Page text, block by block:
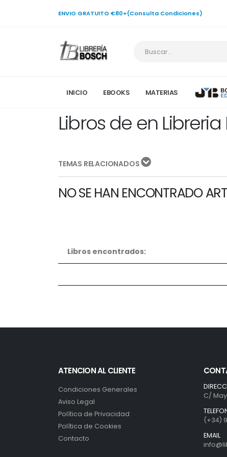
ENVIO GRATUITO €80+(Consulta Condiciones)
INICIO EBOOKS MATERIAS
Libros de en
TEMAS RELACIONADOS
NO SE HAN ENCONTRADO
Libros encontrados:
ATENCION AL CLIENTE
Condiciones Generales
Aviso Legal
Política de Privacidad
Política de Cookies
Contacto
C/
(+34)
EMAIL